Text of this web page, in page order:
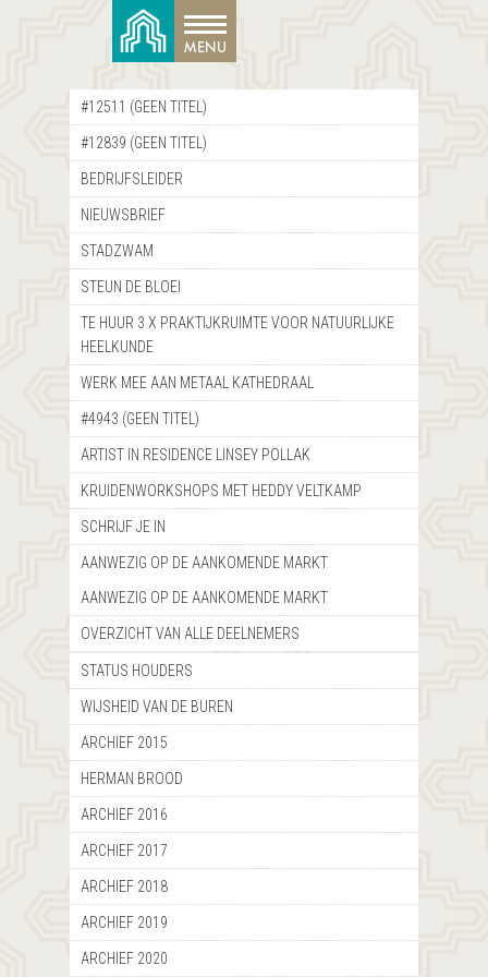
#12511 (GEEN TITEL)
#12839 (GEEN TITEL)
BEDRIJFSLEIDER
NIEUWSBRIEF
STADZWAM
STEUN DE BLOEI
TE HUUR 3 X PRAKTIJKRUIMTE VOOR NATUURLIJKE
HEELKUNDE
WERK MEE AAN METAAL KATHEDRAAL
#4943 (GEEN TITEL)
ARTIST IN RESIDENCE LINSEY POLLAK
KRUIDENWORKSHOPS MET HEDDY VELTKAMP
SCHRIJF JE IN
AANWEZIG OP DE AANKOMENDE MARKT
AANWEZIG OP DE AANKOMENDE MARKT
OVERZICHT VAN ALLE DEELNEMERS
STATUS HOUDERS
WIJSHEID VAN DE BUREN
ARCHIEF 2015
HERMAN BROOD
ARCHIEF 2016
ARCHIEF 2017
ARCHIEF 2018
ARCHIEF 2019
ARCHIEF 2020